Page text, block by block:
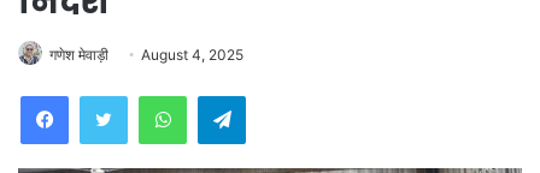
गणेश मेवाड़ी August 4, 2025
WhatsAppTelegram